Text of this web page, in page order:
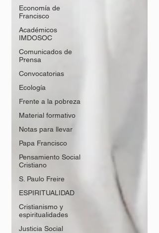
Economía de
Francisco
Académicos
IMDOSOC
Comunicados de
Prensa
Convocatorias
Ecología
Frente a la pobreza
Material formativo
Notas para llevar
Papa Francisco
Pensamiento Social
Cristiano
S. Paulo Freire
ESPIRITUALIDAD
Cristianismo y
espiritualidades
Justicia Social